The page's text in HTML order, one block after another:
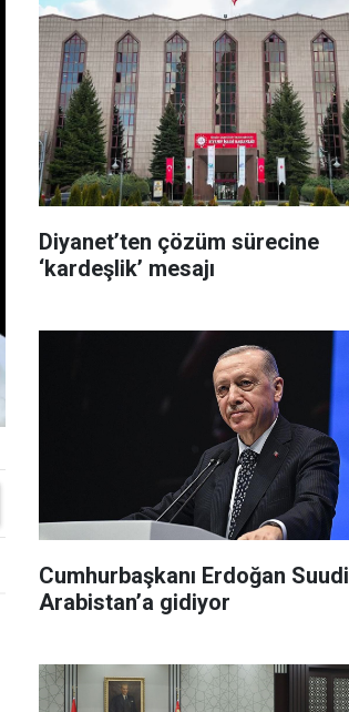
Diyanet’ten çözüm sürecine
‘kardeşlik’ mesajı
Cumhurbaşkanı Erdoğan Suudi
Arabistan’a gidiyor